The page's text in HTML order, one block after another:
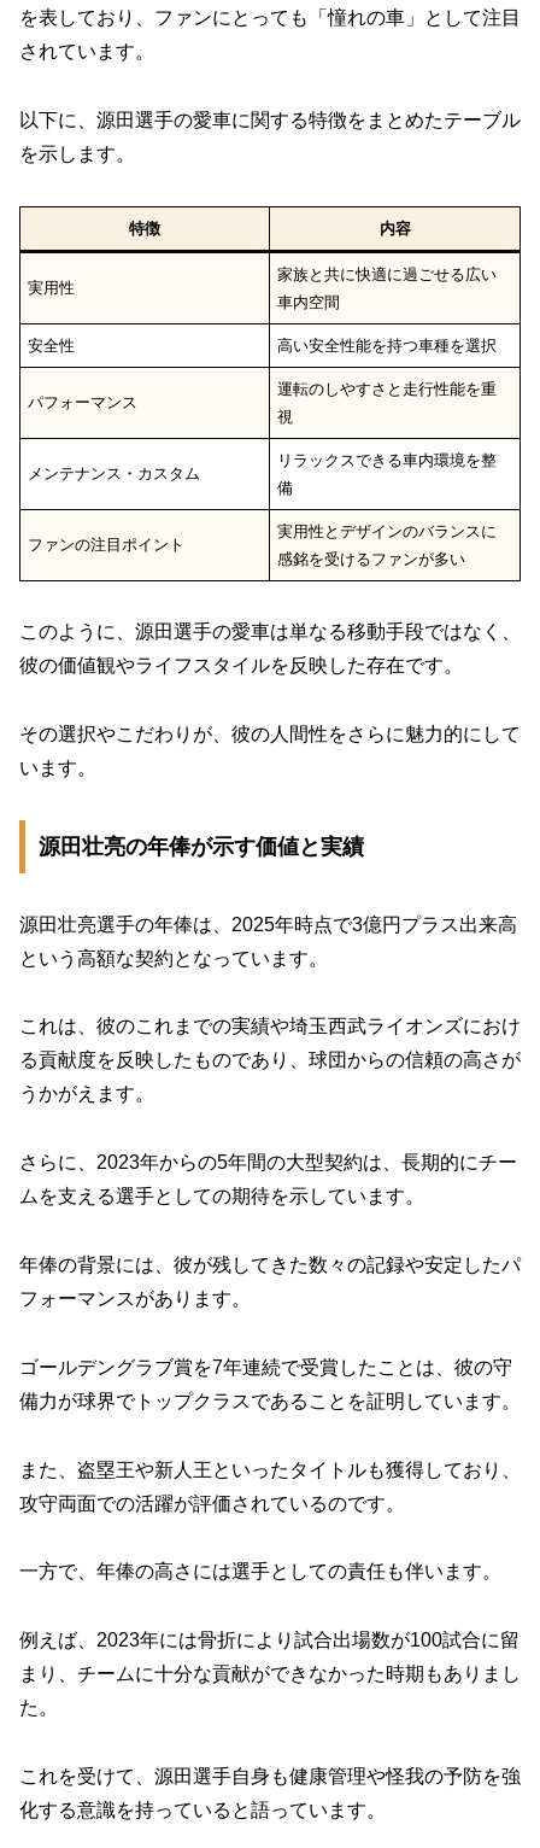
を表しており、ファンにとっても「憧れの車」として注目
されています。
以下に、源田選手の愛車に関する特徴をまとめたテーブル
を示します。
特徴 内容
実用性
家族と共に快適に過ごせる広い
車内空間
安全性 高い安全性能を持つ車種を選択
パフォーマンス
運転のしやすさと走行性能を重
視
メンテナンス・カスタム
リラックスできる車内環境を整
備
ファンの注目ポイント
実用性とデザインのバランスに
感銘を受けるファンが多い
このように、源田選手の愛車は単なる移動手段ではなく、
彼の価値観やライフスタイルを反映した存在です。
その選択やこだわりが、彼の人間性をさらに魅力的にして
います。
源田壮亮の年俸が示す価値と実績
源田壮亮選手の年俸は、2025年時点で3億円プラス出来高
という高額な契約となっています。
これは、彼のこれまでの実績や埼玉西武ライオンズにおけ
る貢献度を反映したものであり、球団からの信頼の高さが
うかがえます。
さらに、2023年からの5年間の大型契約は、長期的にチー
ムを支える選手としての期待を示しています。
年俸の背景には、彼が残してきた数々の記録や安定したパ
フォーマンスがあります。
ゴールデングラブ賞を7年連続で受賞したことは、彼の守
備力が球界でトップクラスであることを証明しています。
また、盗塁王や新人王といったタイトルも獲得しており、
攻守両面での活躍が評価されているのです。
一方で、年俸の高さには選手としての責任も伴います。
例えば、2023年には骨折により試合出場数が100試合に留
まり、チームに十分な貢献ができなかった時期もありまし
た。
これを受けて、源田選手自身も健康管理や怪我の予防を強
化する意識を持っていると語っています。